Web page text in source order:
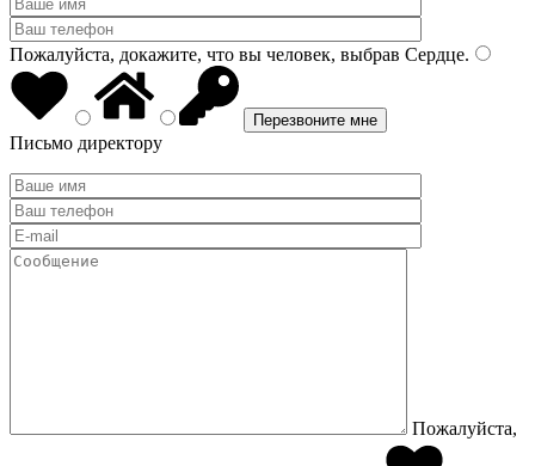
Пожалуйста, докажите, что вы человек, выбрав Сердце.
Письмо директору
Пожалуйста,